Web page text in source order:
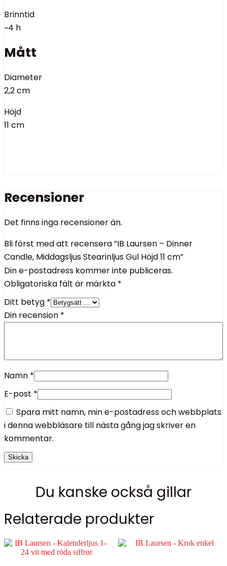
Brinntid
~4 h
Mått
Diameter
2,2 cm
Höjd
11 cm
Recensioner
Det finns inga recensioner än.
Bli först med att recensera ”IB Laursen – Dinner
Candle, Middagsljus Stearinljus Gul Höjd 11 cm”
Din e-postadress kommer inte publiceras.
Obligatoriska fält är märkta *
Ditt betyg *
Din recension *
Namn *
E-post *
Spara mitt namn, min e-postadress och webbplats
i denna webbläsare till nästa gång jag skriver en
kommentar.
Du kanske också gillar
Relaterade produkter